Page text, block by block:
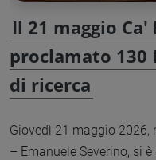
Il 21 maggio Ca'
proclamato 130
di ricerca
Giovedì 21 maggio 2026,
– Emanuele Severino, si